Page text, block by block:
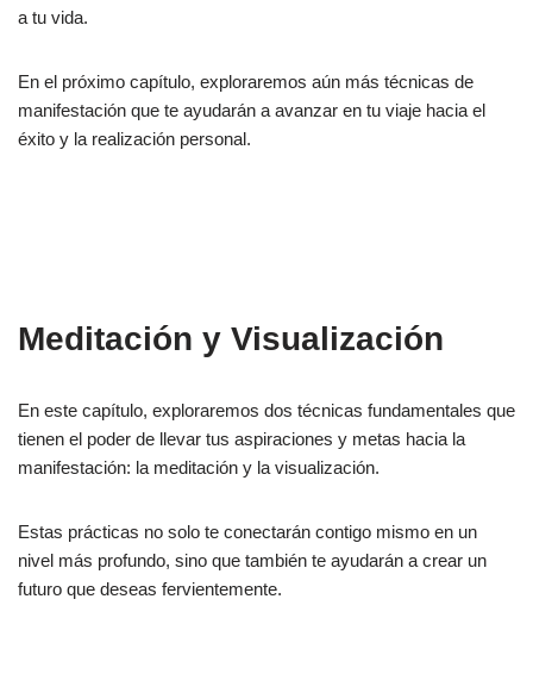
a tu vida.
En el próximo capítulo, exploraremos aún más técnicas de
manifestación que te ayudarán a avanzar en tu viaje hacia el
éxito y la realización personal.
Meditación y Visualización
En este capítulo, exploraremos dos técnicas fundamentales que
tienen el poder de llevar tus aspiraciones y metas hacia la
manifestación: la meditación y la visualización.
Estas prácticas no solo te conectarán contigo mismo en un
nivel más profundo, sino que también te ayudarán a crear un
futuro que deseas fervientemente.